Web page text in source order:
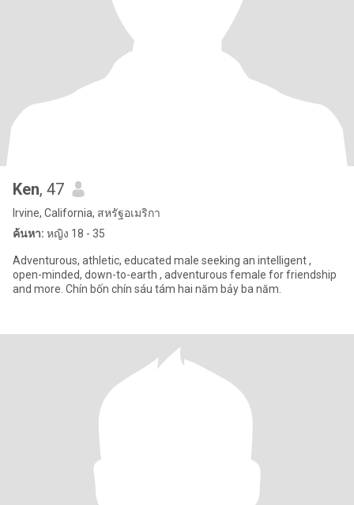
Ken, 47
Irvine, California, สหรัฐอเมริกา
ค้นหา: หญิง 18 - 35
Adventurous, athletic, educated male seeking an intelligent ,
open-minded, down-to-earth , adventurous female for friendship
and more. Chín bốn chín sáu tám hai năm bảy ba năm.